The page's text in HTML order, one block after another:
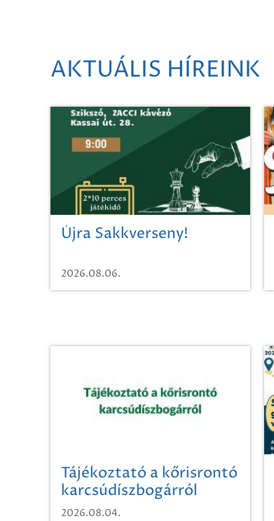
AKTUÁLIS HÍREINK
Újra Sakkverseny!
2026.08.06.
Tájékoztató a kőrisrontó
karcsúdíszbogárról
2026.08.04.